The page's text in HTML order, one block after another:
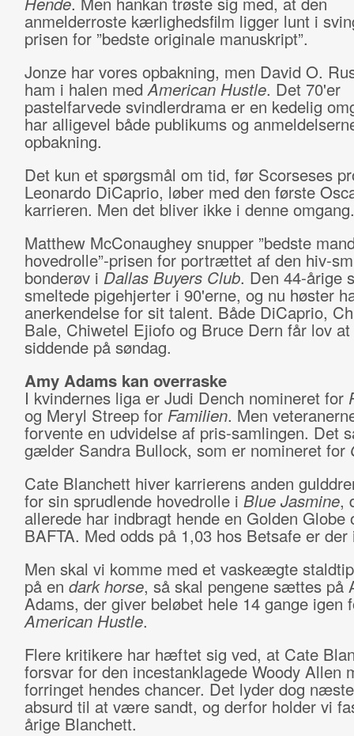
anmelderroste kærlighedsfilm ligger lunt i
prisen for ”bedste originale manuskript”.
Jonze har vores opbakning, men David O.
ham i halen medAmerican Hustle. Det 70'er
pastelfarvede svindlerdrama er en kedelig
har alligevel både publikums og
opbakning.
Det kun et spørgsmål om tid, før Scorseses
Leonardo DiCaprio, løber med den første
karrieren. Men det bliver ikke i denne omgang.
Matthew McConaughey snupper ”bedste
hovedrolle”-prisen for portrættet af den hiv-
bonderøv i Dallas Buyers Club. Den 44-årige
smeltede pigehjerter i 90'erne, og nu høster
anerkendelse for sit talent. Både DiCaprio,
Bale, Chiwetel Ejiofo og Bruce Dern får lov
siddende på søndag.
Amy Adams kan overraske
I kvindernes liga er Judi Dench nomineret for
og Meryl Streep for Familien. Men
forvente en udvidelse af pris-samlingen. Det
gælder Sandra Bullock, som er nomineret for
Cate Blanchett hiver karrierens anden
for sin sprudlende hovedrolle i Blue Jasmine,
allerede har indbragt hende en Golden Globe
BAFTA. Med odds på 1,03 hos Betsafe er
Men skal vi komme med et vaskeægte
på en dark horse, så skal pengene sættes på
Adams, der giver beløbet hele 14 gange igen
American Hustle.
Flere kritikere har hæftet sig ved, at Cate
forsvar for den incestanklagede Woody Allen
forringet hendes chancer. Det lyder dog
absurd til at være sandt, og derfor holder vi
årige Blanchett.